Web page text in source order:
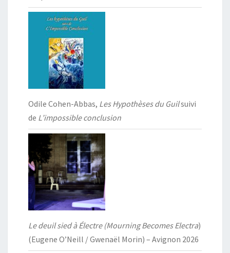
Odile Cohen-Abbas, Les Hypothèses du Guilsuivi
de L’impossible conclusion
Le deuil sied à Électre (Mourning Becomes Electra)
(Eugene O’Neill / Gwenaël Morin) – Avignon 2026